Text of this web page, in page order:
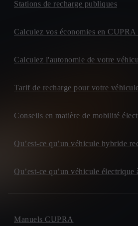
Stations de recharge publiques
Calculez vos économies en
Calculez l'autonomie de votre
Tarif de recharge pour votre
Conseils en matière de mobilité
Qu’est-ce qu’un véhicule hybride
Qu’est-ce qu’un véhicule
Manuels CUPRA